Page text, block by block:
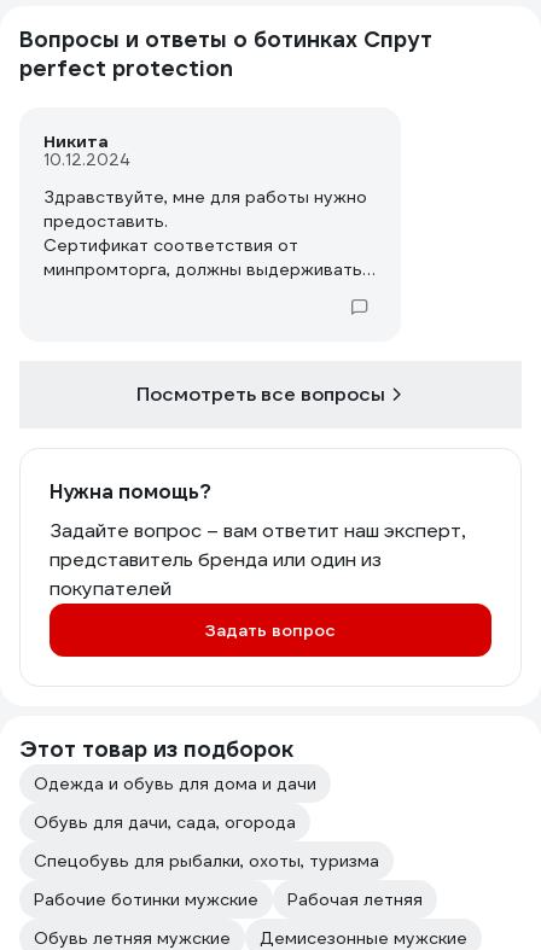
Вопросы и ответы о ботинках Спрут
perfect protection
Никита
10.12.2024
Здравствуйте, мне для работы нужно
предоставить.
Сертификат соответствия от
минпромторга, должны выдерживать
Посмотреть все вопросы
Нужна помощь?
Задайте вопрос – вам ответит наш эксперт,
представитель бренда или один из
покупателей
Задать вопрос
Этот товар из подборок
Одежда и обувь для дома и дачи
Обувь для дачи, сада, огорода
Спецобувь для рыбалки, охоты, туризма
Рабочие ботинки мужские
Рабочая летняя
Обувь летняя мужские
Демисезонные мужские